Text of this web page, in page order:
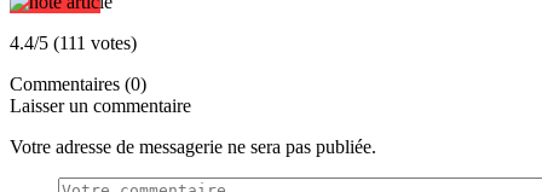
4.4/5 (111 votes)
Commentaires (0)
Laisser un commentaire
Votre adresse de messagerie ne sera pas publiée.